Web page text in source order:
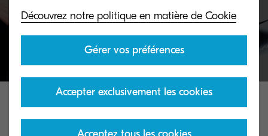
Termes de traitement des
données
Découvrez notre politique en matière de Cookie
Gérer vos préférences
Accepter exclusivement les cookies
essentiels